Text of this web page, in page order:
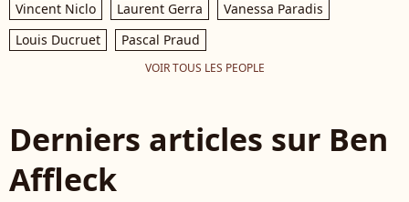
Vincent Niclo
Laurent Gerra
Vanessa Paradis
Louis Ducruet
Pascal Praud
VOIR TOUS LES PEOPLE
Derniers articles sur Ben
Affleck